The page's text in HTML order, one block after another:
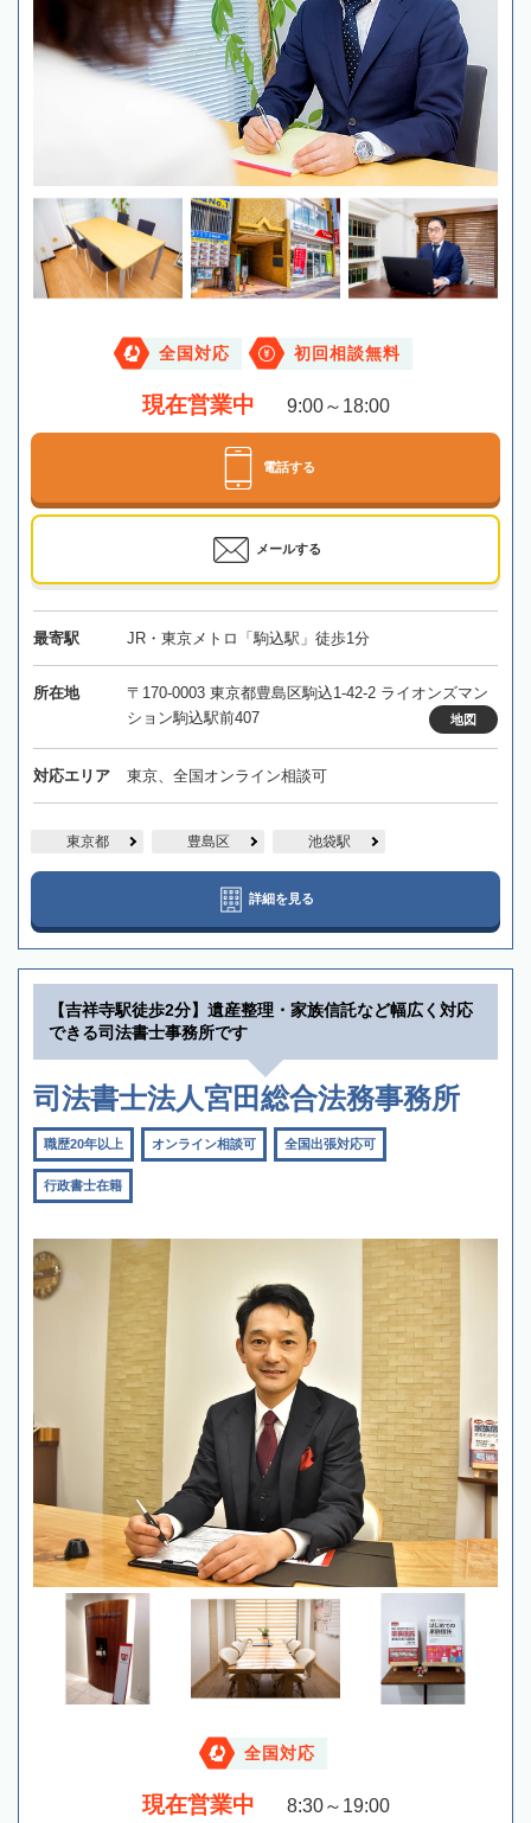
全国対応 初回相談無料
現在営業中 9:00～18:00
電話する
メールする
最寄駅 JR・東京メトロ「駒込駅」徒歩1分
所在地
〒170-0003 東京都豊島区駒込1-42-2 ライオンズマン
ション駒込駅前407
地図
対応エリア 東京、全国オンライン相談可
東京都 豊島区 池袋駅
詳細を見る
【吉祥寺駅徒歩2分】遺産整理・家族信託など幅広く対応
できる司法書士事務所です
司法書士法人宮田総合法務事務所
職歴20年以上 オンライン相談可 全国出張対応可
行政書士在籍
全国対応
現在営業中 8:30～19:00